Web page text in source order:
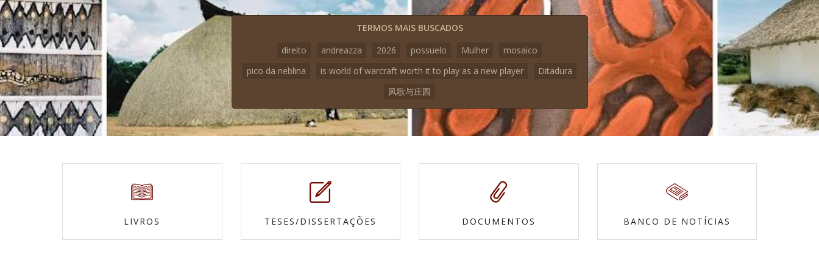
TERMOS MAIS BUSCADOS
direito
andreazza 2026 possuelo Mulher
mosaico
pico da neblina
is world of warcraft worth it to play as a new player
Ditadura
风歌与庄园
LIVROS TESES/DISSERTAÇÕES DOCUMENTOS BANCO DE NOTÍCIAS